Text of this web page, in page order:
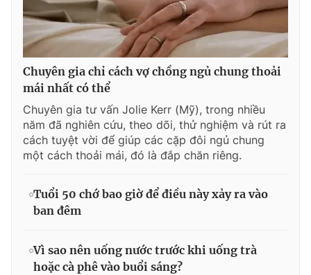
Chuyên gia chỉ cách vợ chồng ngủ chung thoải
mái nhất có thể
Chuyên gia tư vấn Jolie Kerr (Mỹ), trong nhiều
năm đã nghiên cứu, theo dõi, thử nghiệm và rút ra
cách tuyệt vời để giúp các cặp đôi ngủ chung
một cách thoải mái, đó là đắp chăn riêng.
Tuổi 50 chớ bao giờ để điều này xảy ra vào
ban đêm
Vì sao nên uống nước trước khi uống trà
hoặc cà phê vào buổi sáng?